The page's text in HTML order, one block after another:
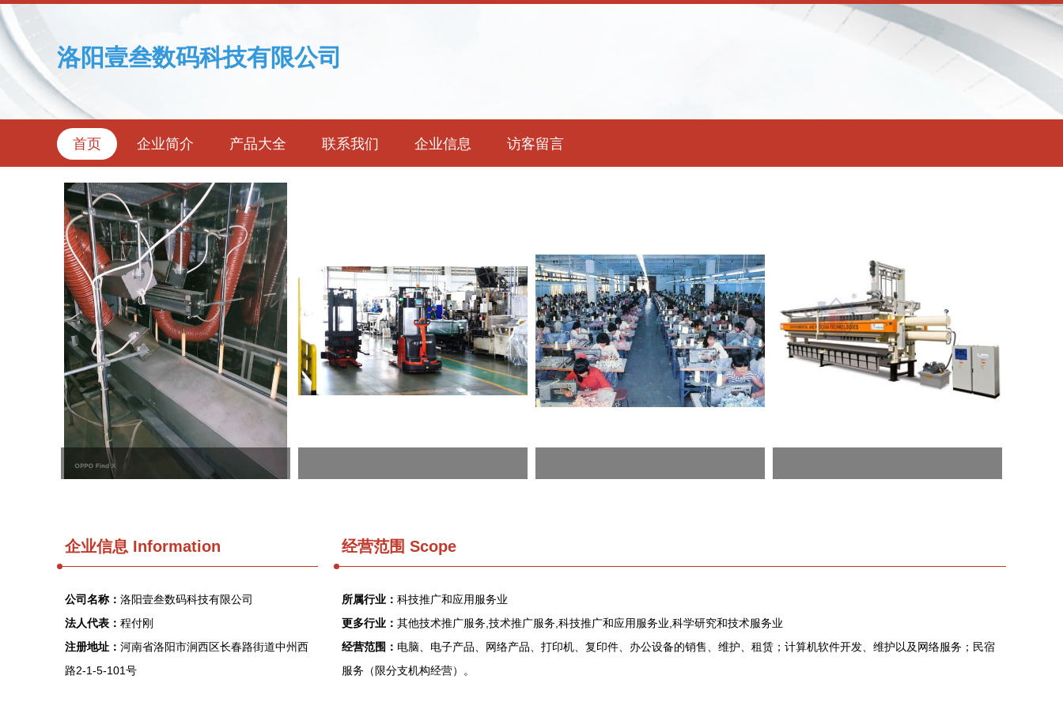
洛阳壹叁数码科技有限公司
首页 企业简介 产品大全 联系我们 企业信息 访客留言
企业信息 Information
公司名称： 洛阳壹叁数码科技有限公司
法人代表： 程付刚
注册地址： 河南省洛阳市涧西区长春路街道中州西
路2-1-5-101号
经营范围 Scope
所属行业： 科技推广和应用服务业
更多行业： 其他技术推广服务,技术推广服务,科技推广和应用服务业,科学研究和技术服务业
经营范围： 电脑、电子产品、网络产品、打印机、复印件、办公设备的销售、维护、租赁；计算机软件开发、维护以及网络服务；民宿
服务（限分支机构经营）。